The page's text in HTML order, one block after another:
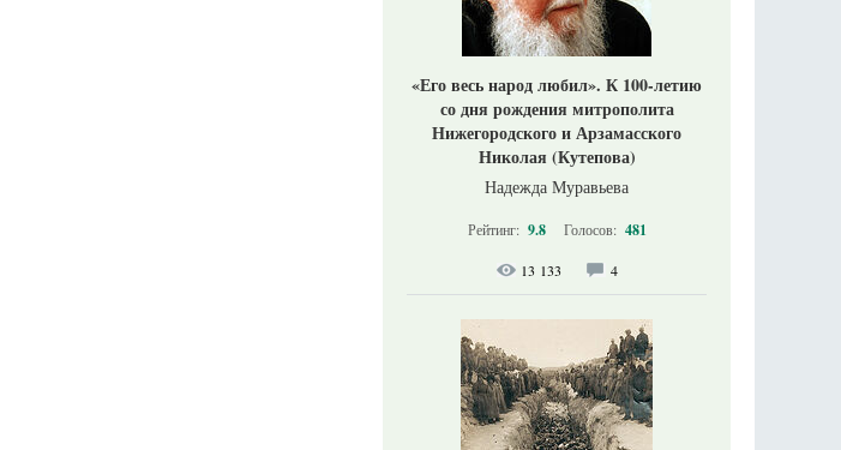
«Его весь народ любил». К 100-летию
со дня рождения митрополита
Нижегородского и Арзамасского
Николая (Кутепова)
Надежда Муравьева
Рейтинг: 9.8 Голосов: 481
13 133 4